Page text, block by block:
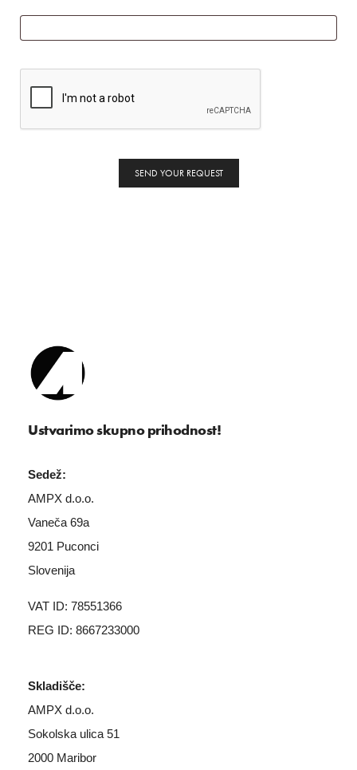
Ustvarimo skupno prihodnost!
Sedež:
AMPX d.o.o.
Vaneča 69a
9201 Puconci
Slovenija
VAT ID: 78551366
REG ID: 8667233000
Skladišče:
AMPX d.o.o.
Sokolska ulica 51
2000 Maribor